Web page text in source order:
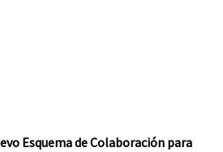
Esquema de Colaboración para